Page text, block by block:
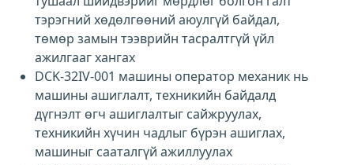
тэрэгний хөдөлгөөний аюулгүй байдал,
төмөр замын тээврийн тасралтгүй үйл
ажилгааг хангах
DCK-32IV-001 машины оператор механик нь
машины ашиглалт, техникийн байдалд
дүгнэлт өгч ашиглалтыг сайжруулах,
техникийн хүчин чадлыг бүрэн ашиглах,
машиныг сааталгүй ажиллуулах